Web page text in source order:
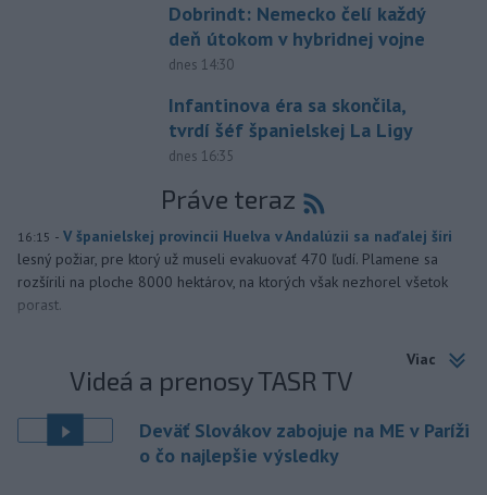
Dobrindt: Nemecko čelí každý
deň útokom v hybridnej vojne
dnes 14:30
Infantinova éra sa skončila,
tvrdí šéf španielskej La Ligy
dnes 16:35
Práve teraz
16:15 - V španielskej provincii Huelva v Andalúzii sa naďalej šíri
lesný požiar, pre ktorý už museli evakuovať 470 ľudí. Plamene sa
rozšírili na ploche 8000 hektárov, na ktorých však nezhorel všetok
porast.
Viac
Videá a prenosy TASR TV
Deväť Slovákov zabojuje na ME v Paríži
o čo najlepšie výsledky